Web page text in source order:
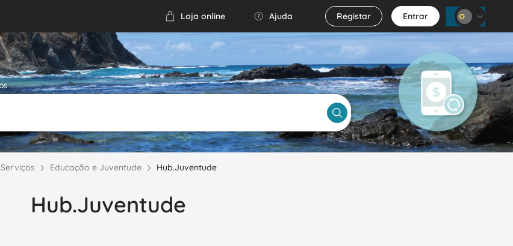
Chamada gratuita WhatsApp FAQ's
Loja online Ajuda Registar Entrar
Serviços Educação e Juventude Hub.Juventude
Hub.Juventude